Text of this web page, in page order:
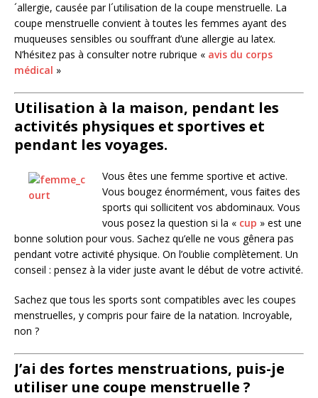
´allergie, causée par l´utilisation de la coupe menstruelle. La
coupe menstruelle convient à toutes les femmes ayant des
muqueuses sensibles ou souffrant d’une allergie au latex.
N’hésitez pas à consulter notre rubrique « avis du corps
médical »
Utilisation à la maison, pendant les
activités physiques et sportives et
pendant les voyages.
Vous êtes une femme sportive et active.
Vous bougez énormément, vous faites des
sports qui sollicitent vos abdominaux. Vous
vous posez la question si la « cup » est une
bonne solution pour vous. Sachez qu’elle ne vous gênera pas
pendant votre activité physique. On l’oublie complètement. Un
conseil : pensez à la vider juste avant le début de votre activité.
Sachez que tous les sports sont compatibles avec les coupes
menstruelles, y compris pour faire de la natation. Incroyable,
non ?
J’ai des fortes menstruations, puis-je
utiliser une coupe menstruelle ?